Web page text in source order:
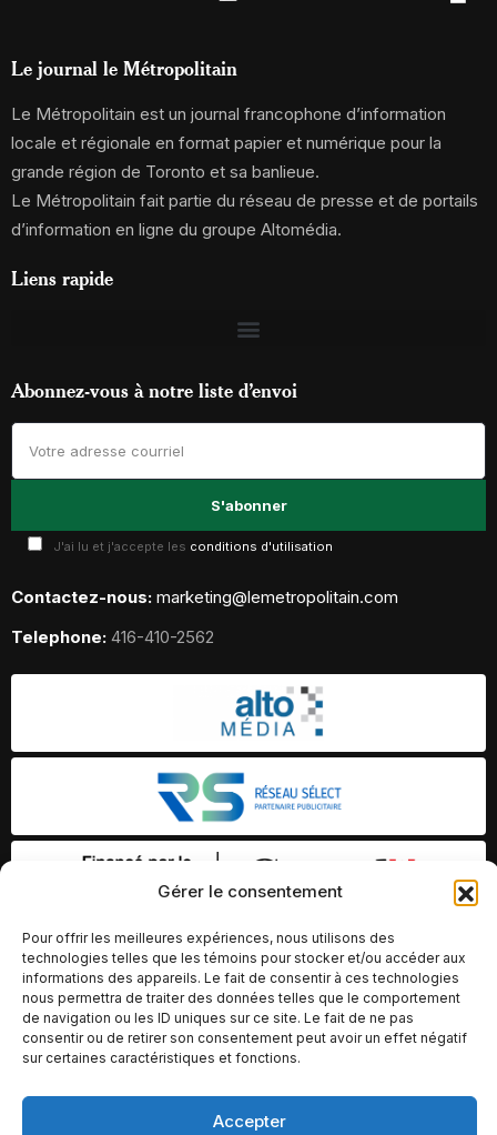
Gérer le consentement
Pour offrir les meilleures expériences, nous utilisons des
technologies telles que les témoins pour stocker et/ou accéder aux
informations des appareils. Le fait de consentir à ces technologies
nous permettra de traiter des données telles que le comportement
de navigation ou les ID uniques sur ce site. Le fait de ne pas
consentir ou de retirer son consentement peut avoir un effet négatif
sur certaines caractéristiques et fonctions.
Accepter
Le journal le Métropolitain
Le Métropolitain est un journal francophone d’information
locale et régionale en format papier et numérique pour la
grande région de Toronto et sa banlieue.
Le Métropolitain fait partie du réseau de presse et de portails
d’information en ligne du groupe Altomédia.
Liens rapide
Abonnez-vous à notre liste d’envoi
J'ai lu et j'accepte les conditions d'utilisation
Contactez-nous: marketing@lemetropolitain.com
Telephone: 416-410-2562
© Copyright 2026 – Altomédia Inc |